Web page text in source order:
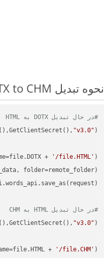
نحوه تبدیل DOTX to CHM در Python: مثال کد گام به گام
#در حال تبدیل DOTX به HTML
"v3.0"
+ '/file.HTML' )
folder=remote_folder)
#در حال تبدیل HTML به CHM
"v3.0"
+ '/file.CHM' )